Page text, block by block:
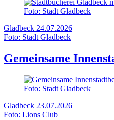
Foto: Stadt Gladbeck
Gladbeck 24.07.2026
Foto: Stadt Gladbeck
Gemeinsame
Foto: Stadt Gladbeck
Gladbeck 23.07.2026
Foto: Lions Club